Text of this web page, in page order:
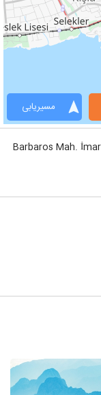
navigation مسیریابی
Barbaros Mah.